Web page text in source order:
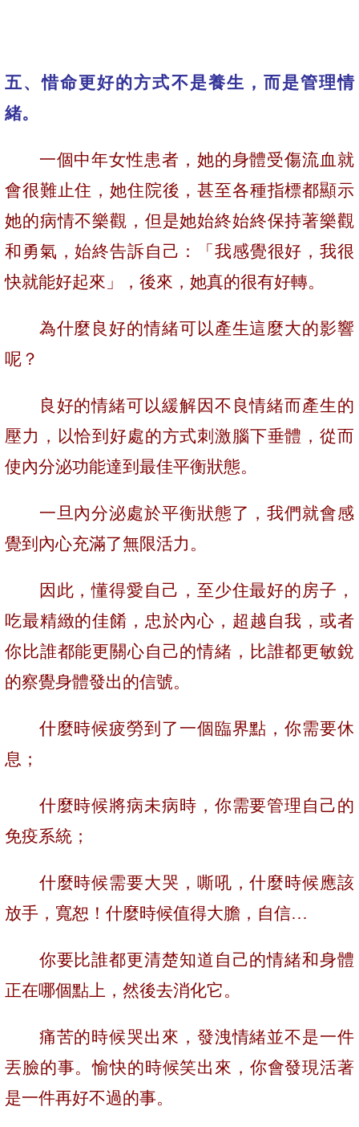
五、惜命更好的方式不是養生，而是管理情
緒。
一個中年女性患者，她的身體受傷流血就
會很難止住，她住院後，甚至各種指標都顯示
她的病情不樂觀，但是她始終始終保持著樂觀
和勇氣，始終告訴自己：「我感覺很好，我很
快就能好起來」，後來，她真的很有好轉。
為什麼良好的情緒可以產生這麼大的影響
呢？
良好的情緒可以緩解因不良情緒而產生的
壓力，以恰到好處的方式刺激腦下垂體，從而
使內分泌功能達到最佳平衡狀態。
一旦內分泌處於平衡狀態了，我們就會感
覺到內心充滿了無限活力。
因此，懂得愛自己，至少住最好的房子，
吃最精緻的佳餚，忠於內心，超越自我，或者
你比誰都能更關心自己的情緒，比誰都更敏銳
的察覺身體發出的信號。
什麼時候疲勞到了一個臨界點，你需要休
息；
什麼時候將病未病時，你需要管理自己的
免疫系統；
什麼時候需要大哭，嘶吼，什麼時候應該
放手，寬恕！什麼時候值得大膽，自信…
你要比誰都更清楚知道自己的情緒和身體
正在哪個點上，然後去消化它。
痛苦的時候哭出來，發洩情緒並不是一件
丟臉的事。愉快的時候笑出來，你會發現活著
是一件再好不過的事。